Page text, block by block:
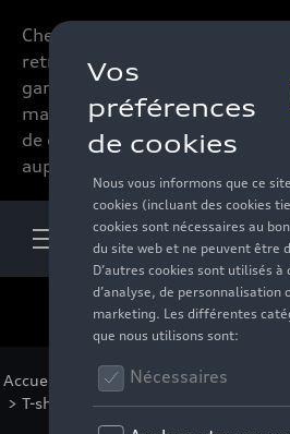
Chers accessoires-lovers,
retrouvez dorénavant toute la
gamme d’accessoires de votre
marque préférée sous forme
de catalogue à commander
auprès de votre distributeur.
Accueil Pour vous >Golf Collection
> T-shirts/polo's